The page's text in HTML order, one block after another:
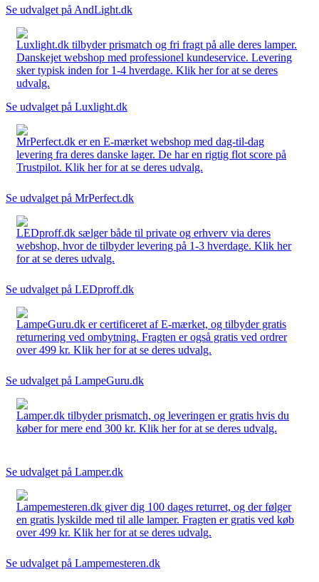
Se udvalget på AndLight.dk
Luxlight.dk tilbyder prismatch og fri fragt på alle deres lamper.
Danskejet webshop med professionel kundeservice. Levering
sker typisk inden for 1-4 hverdage. Klik her for at se deres
udvalg.
Se udvalget på Luxlight.dk
MrPerfect.dk er en E-mærket webshop med dag-til-dag
levering fra deres danske lager. De har en rigtig flot score på
Trustpilot. Klik her for at se deres udvalg.
Se udvalget på MrPerfect.dk
LEDproff.dk sælger både til private og erhverv via deres
webshop, hvor de tilbyder levering på 1-3 hverdage. Klik her
for at se deres udvalg.
Se udvalget på LEDproff.dk
LampeGuru.dk er certificeret af E-mærket, og tilbyder gratis
returnering ved ombytning. Fragten er også gratis ved ordrer
over 499 kr. Klik her for at se deres udvalg.
Se udvalget på LampeGuru.dk
Lamper.dk tilbyder prismatch, og leveringen er gratis hvis du
køber for mere end 300 kr. Klik her for at se deres udvalg.
Se udvalget på Lamper.dk
Lampemesteren.dk giver dig 100 dages returret, og der følger
en gratis lyskilde med til alle lamper. Fragten er gratis ved køb
over 499 kr. Klik her for at se deres udvalg.
Se udvalget på Lampemesteren.dk